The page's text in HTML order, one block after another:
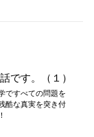
です。（１）
ですべての問題を
酷な真実を突き付